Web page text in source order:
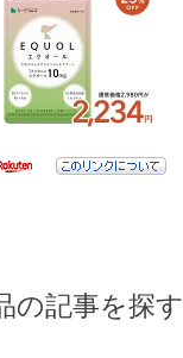
の記事を探す